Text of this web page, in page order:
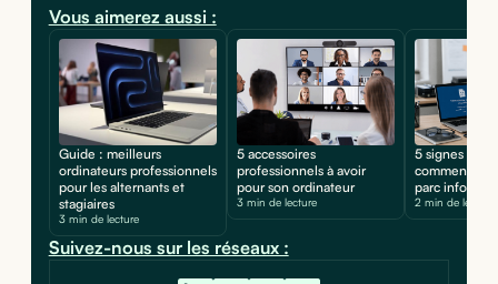
Vous aimerez aussi :
Guide : meilleurs
ordinateurs professionnels
pour les alternants et
stagiaires
3 min de lecture
5 accessoires
professionnels à avoir
pour son ordinateur
3 min de lecture
5 signes
comment
parc
2 min de lecture
Suivez-nous sur les réseaux :